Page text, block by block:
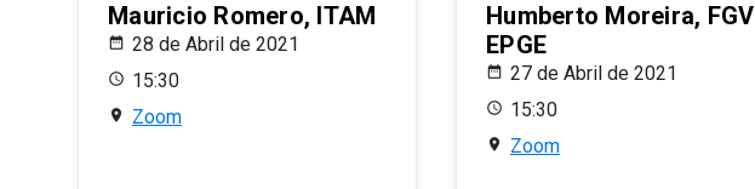
Mauricio Romero, ITAM
28 de Abril de 2021
15:30
Zoom
Humberto Moreira, FGV
EPGE
27 de Abril de 2021
15:30
Zoom